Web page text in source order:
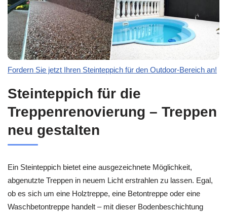
Fordern Sie jetzt Ihren Steinteppich für den Outdoor-Bereich an!
Steinteppich für die
Treppenrenovierung – Treppen
neu gestalten
Ein Steinteppich bietet eine ausgezeichnete Möglichkeit,
abgenutzte Treppen in neuem Licht erstrahlen zu lassen. Egal,
ob es sich um eine Holztreppe, eine Betontreppe oder eine
Waschbetontreppe handelt – mit dieser Bodenbeschichtung